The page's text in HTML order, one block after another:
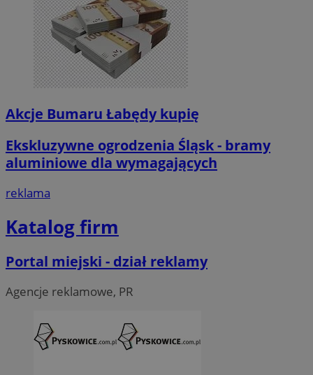
Akcje Bumaru Łabędy kupię
Ekskluzywne ogrodzenia Śląsk - bramy
aluminiowe dla wymagających
reklama
Katalog firm
Portal miejski - dział reklamy
Agencje reklamowe, PR